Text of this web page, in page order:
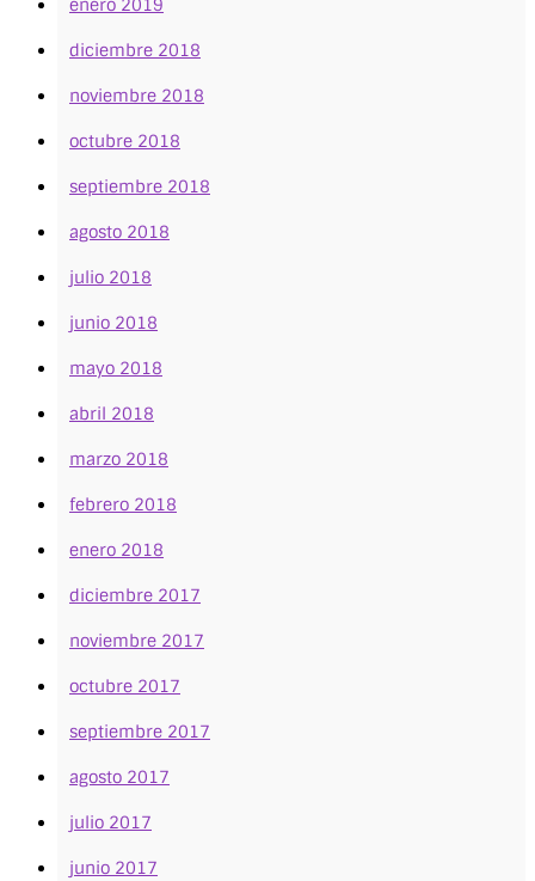
enero 2019
diciembre 2018
noviembre 2018
octubre 2018
septiembre 2018
agosto 2018
julio 2018
junio 2018
mayo 2018
abril 2018
marzo 2018
febrero 2018
enero 2018
diciembre 2017
noviembre 2017
octubre 2017
septiembre 2017
agosto 2017
julio 2017
junio 2017